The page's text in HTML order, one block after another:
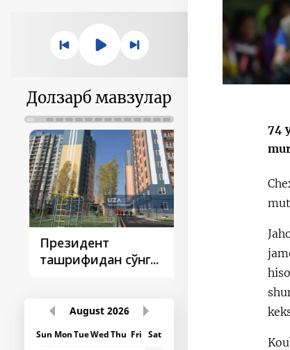
Долзарб мавзулар
Президент
ташрифидан сўнг...
ташрифлари
August 2026
Sun MonTueWedThu Fri Sat
74